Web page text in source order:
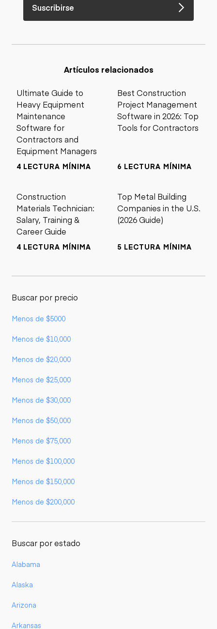
Suscribirse
Artículos relacionados
Ultimate Guide to
Heavy Equipment
Maintenance
Software for
Contractors and
Equipment Managers
4 LECTURA MÍNIMA
Best Construction
Project Management
Software in 2026: Top
Tools for Contractors
6 LECTURA MÍNIMA
Construction
Materials Technician:
Salary, Training &
Career Guide
4 LECTURA MÍNIMA
Top Metal Building
Companies in the U.S.
(2026 Guide)
5 LECTURA MÍNIMA
Buscar por precio
Menos de $5000
Menos de $10,000
Menos de $20,000
Menos de $25,000
Menos de $30,000
Menos de $50,000
Menos de $75,000
Menos de $100,000
Menos de $150,000
Menos de $200,000
Buscar por estado
Alabama
Alaska
Arizona
Arkansas